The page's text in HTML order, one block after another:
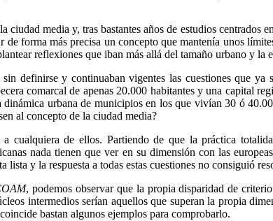
media y, tras bastantes años de estudios centrados
forma más precisa un concepto que mantenía unos
reflexiones que iban más allá del tamaño urbano y la
definirse y continuaban vigentes las cuestiones que ya
comarcal de apenas 20.000 habitantes y una capital
urbana de municipios en los que vivían 30 ó
al concepto de la ciudad media?
cualquiera de ellos. Partiendo de que la práctica
nada tienen que ver en su dimensión con las
y la respuesta a todas estas cuestiones no consiguió
, podemos observar que la propia disparidad de
intermedios serían aquellos que superan la propia
bastan algunos ejemplos para comprobarlo.